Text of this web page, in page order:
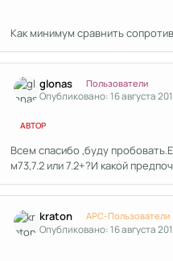
Как минимум сравнить
glonas Пользователи
Опубликовано:16 августа
АВТОР
Всем спасибо ,буду
м73,7.2 или 7.2+?И какой
kraton APC-Пользователи
Опубликовано:16 августа